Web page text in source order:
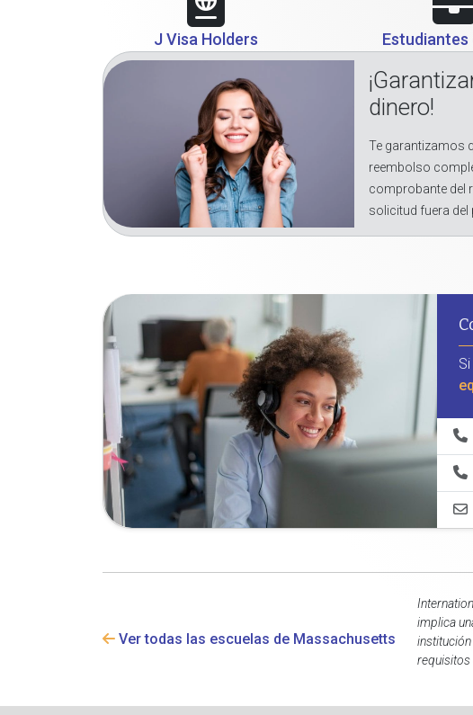
J Visa Holders Estudiantes
dinero!
Te garantizamos
reembolso
comprobante del
solicitud fuera del
Ver todas las escuelas de Massachusetts
implica
requisitos